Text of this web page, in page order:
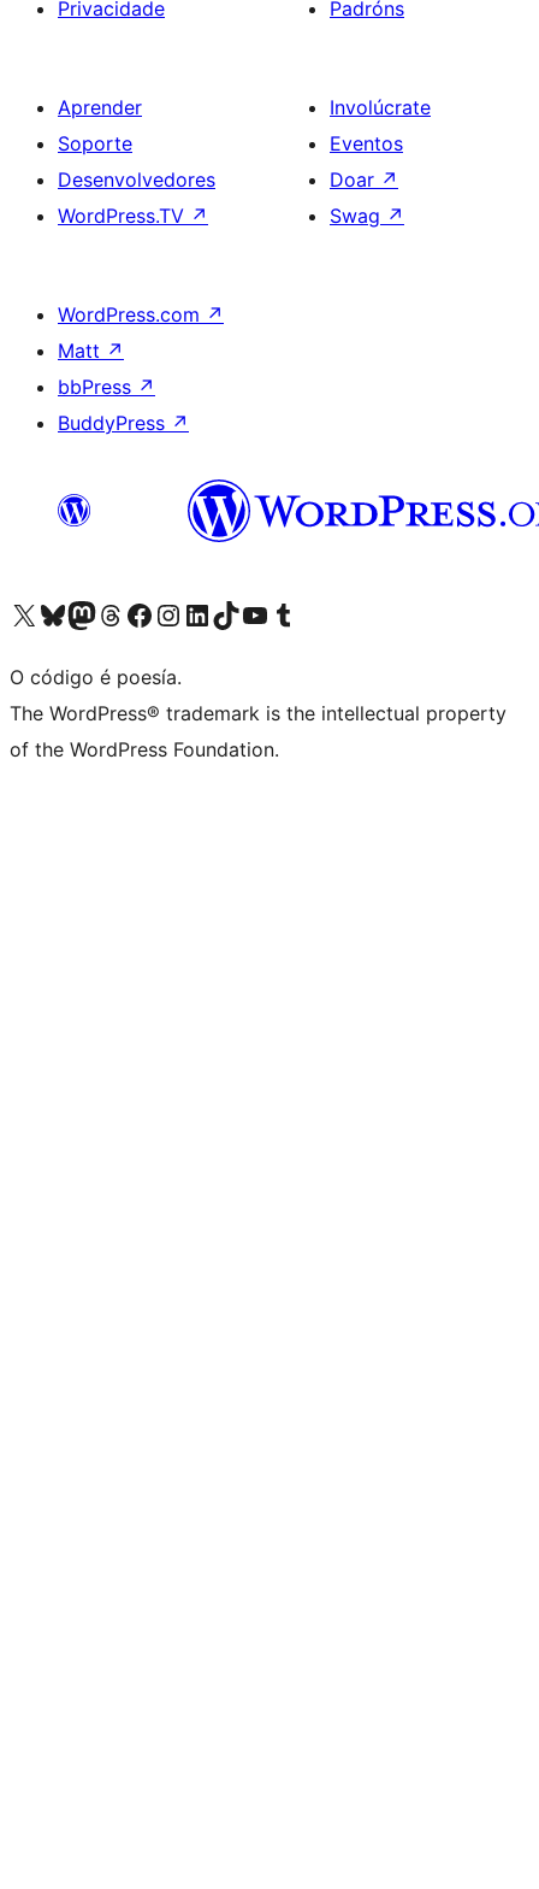
Privacidade
Padróns
Aprender
Soporte
Desenvolvedores
WordPress.TV ↗
Involúcrate
Eventos
Doar ↗
Swag ↗
WordPress.com ↗
Matt ↗
bbPress ↗
BuddyPress ↗
Visita la cuenta de X (anteriormente Twitter)
Visita a nosa conta de Bluesky
Visita a nosa conta de Mastodon
Visita a nosa conta de Threads
Visita a nosa páxina de Facebook
Visita a nosa conta de Instagram
Visita a nosa conta de LinkedIn
Visita a nosa conta de TikTok
Visita a nosa canle de YouTube
Visita a nosa conta de Tumblr
O código é poesía.
The WordPress® trademark is the intellectual property
of the WordPress Foundation.